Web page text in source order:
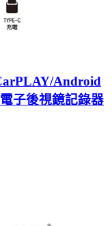
Android
子後視鏡記錄器